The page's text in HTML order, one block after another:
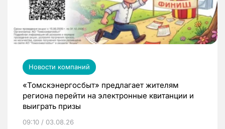
Новости компаний
«Томскэнергосбыт» предлагает жителям
региона перейти на электронные квитанции и
выиграть призы
09:10 / 03.08.26